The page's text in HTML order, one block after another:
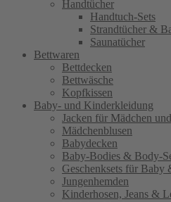
Handtücher
Handtuch-Sets
Strandtücher &
Saunatücher
Bettwaren
Bettdecken
Bettwäsche
Kopfkissen
Baby- und Kinderkleidung
Jacken für Mädchen
Mädchenblusen
Babydecken
Baby-Bodies & Body-
Geschenksets für
Jungenhemden
Kinderhosen, Jeans &